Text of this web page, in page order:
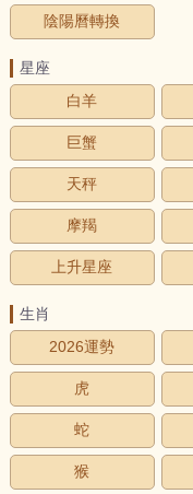
陰陽曆轉換
星座
白羊
巨蟹
天秤
摩羯
上升星座
生肖
2026運勢
虎
蛇
猴